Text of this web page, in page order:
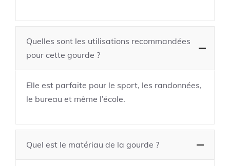
Quelles sont les utilisations recommandées
pour cette gourde ?
Elle est parfaite pour le sport, les randonnées,
le bureau et même l’école.
Quel est le matériau de la gourde ?